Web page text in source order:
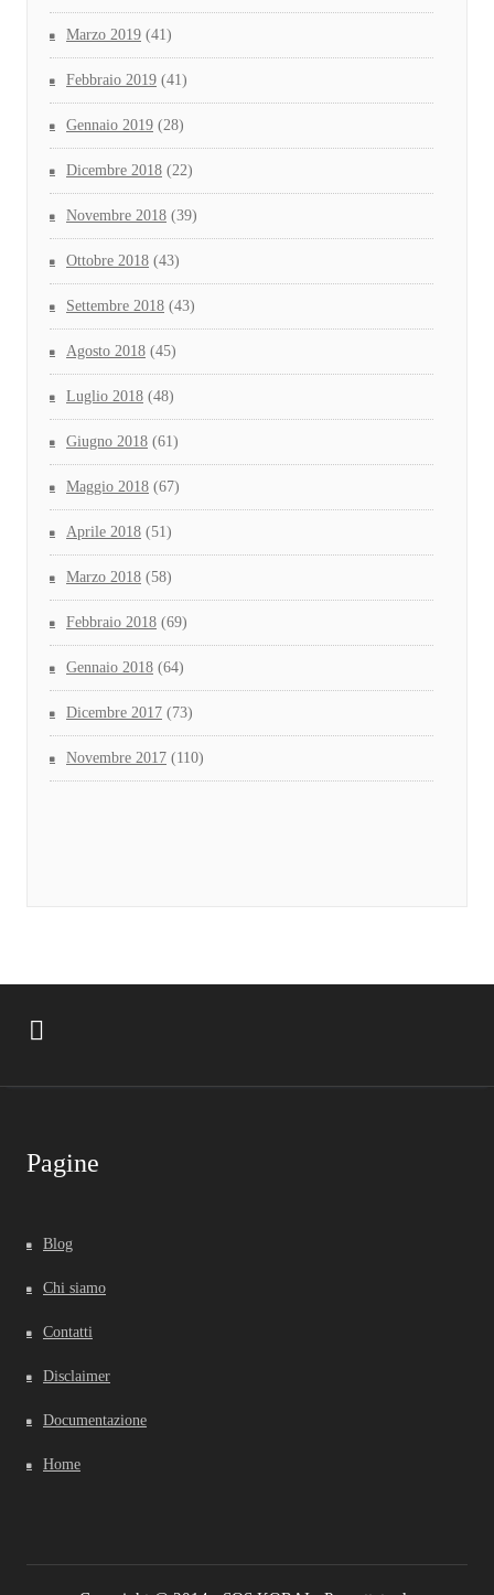
Marzo 2019 (41)
Febbraio 2019 (41)
Gennaio 2019 (28)
Dicembre 2018 (22)
Novembre 2018 (39)
Ottobre 2018 (43)
Settembre 2018 (43)
Agosto 2018 (45)
Luglio 2018 (48)
Giugno 2018 (61)
Maggio 2018 (67)
Aprile 2018 (51)
Marzo 2018 (58)
Febbraio 2018 (69)
Gennaio 2018 (64)
Dicembre 2017 (73)
Novembre 2017 (110)
Pagine
Blog
Chi siamo
Contatti
Disclaimer
Documentazione
Home